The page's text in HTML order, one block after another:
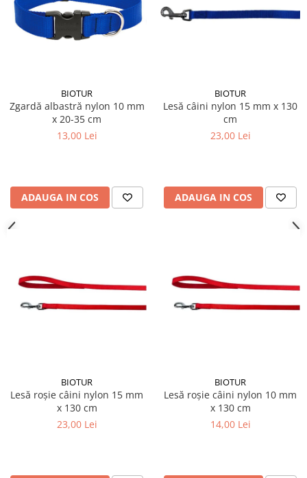
BIOTUR
Zgardă albastră nylon 10 mm
x 20-35 cm
13,00 Lei
ADAUGA IN COS
BIOTUR
Lesă câini nylon 15 mm x 130
cm
23,00 Lei
ADAUGA IN COS
BIOTUR
Lesă roșie câini nylon 15 mm
x 130 cm
23,00 Lei
BIOTUR
Lesă roșie câini nylon 10 mm
x 130 cm
14,00 Lei